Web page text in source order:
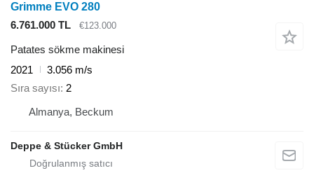
Grimme EVO 280
6.761.000 TL
€123.000
Patates sökme makinesi
2021
3.056 m/s
Sıra sayısı 2
Almanya, Beckum
Deppe & Stücker GmbH